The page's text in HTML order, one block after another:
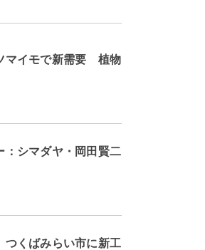
マイモで新需要 植物
：シマダヤ・岡田賢二
つくばみらい市に新工